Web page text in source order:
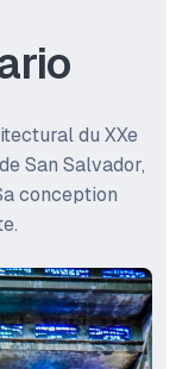
du XXe
San Salvador,
conception